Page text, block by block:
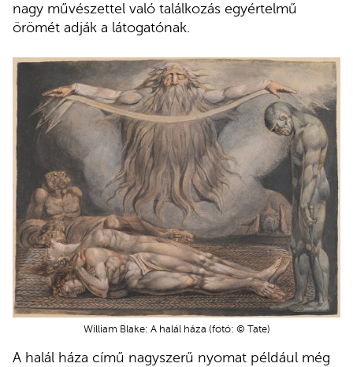
nagy művészettel való találkozás egyértelmű
örömét adják a látogatónak.
William Blake: A halál háza (fotó: © Tate)
A halál háza című nagyszerű nyomat például még